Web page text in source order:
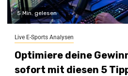
5 Min. gelesen
Live E-Sports Analysen
Optimiere deine
sofort mit diesen 5